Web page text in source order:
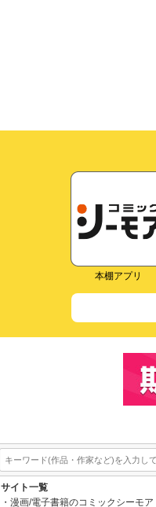
本棚アプリ
サイト一覧
漫画/電子書籍のコミックシーモア